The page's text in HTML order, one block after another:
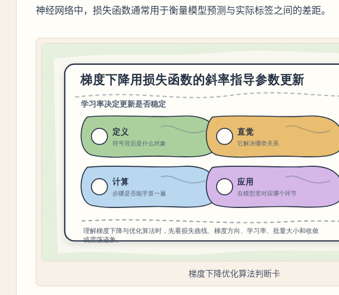
神经网络中，损失函数通常用于衡量模型预测与实际标签之间的差距。
梯度下降优化算法判断卡